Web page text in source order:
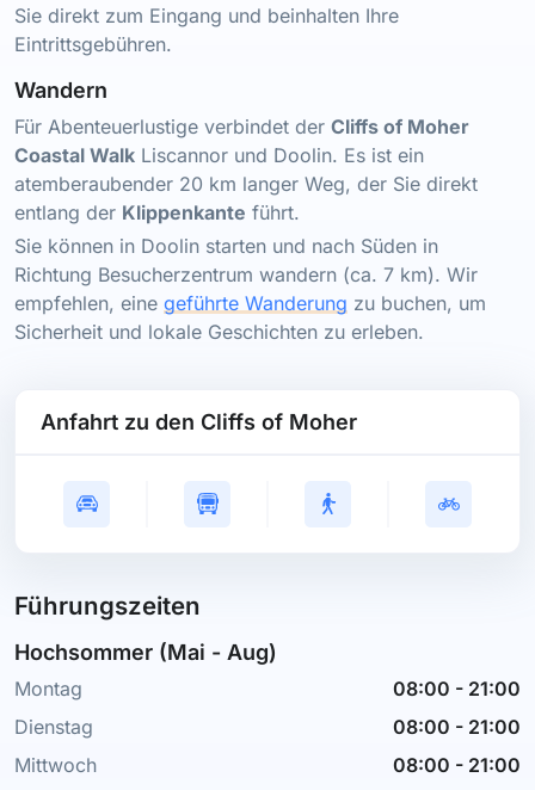
Sie direkt zum Eingang und beinhalten Ihre
Eintrittsgebühren.
Wandern
Für Abenteuerlustige verbindet der Cliffs of Moher
Coastal Walk Liscannor und Doolin. Es ist ein
atemberaubender 20 km langer Weg, der Sie direkt
entlang der Klippenkante führt.
Sie können in Doolin starten und nach Süden in
Richtung Besucherzentrum wandern (ca. 7 km). Wir
empfehlen, eine geführte Wanderung zu buchen, um
Sicherheit und lokale Geschichten zu erleben.
Anfahrt zu den Cliffs of Moher
Führungszeiten
Hochsommer (Mai - Aug)
Montag 08:00 - 21:00
Dienstag
08:00 - 21:00
Mittwoch
08:00 - 21:00